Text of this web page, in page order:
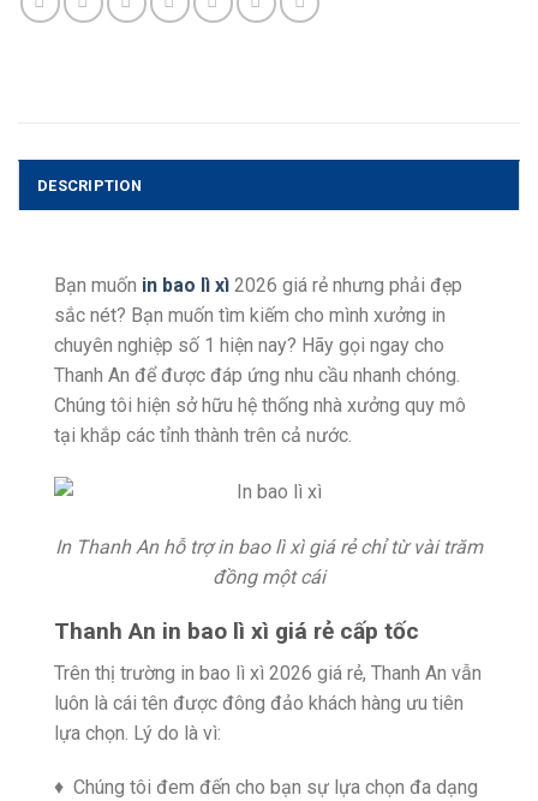
DESCRIPTION
Bạn muốn in bao lì xì 2026 giá rẻ nhưng phải đẹp
sắc nét? Bạn muốn tìm kiếm cho mình xưởng in
chuyên nghiệp số 1 hiện nay? Hãy gọi ngay cho
Thanh An để được đáp ứng nhu cầu nhanh chóng.
Chúng tôi hiện sở hữu hệ thống nhà xưởng quy mô
tại khắp các tỉnh thành trên cả nước.
In Thanh An hỗ trợ in bao lì xì giá rẻ chỉ từ vài trăm
đồng một cái
Thanh An in bao lì xì giá rẻ cấp tốc
Trên thị trường in bao lì xì 2026 giá rẻ, Thanh An vẫn
luôn là cái tên được đông đảo khách hàng ưu tiên
lựa chọn. Lý do là vì:
♦ Chúng tôi đem đến cho bạn sự lựa chọn đa dạng